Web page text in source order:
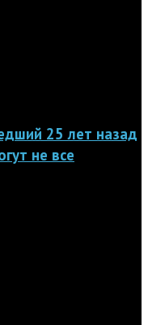
25 лет назад
не все